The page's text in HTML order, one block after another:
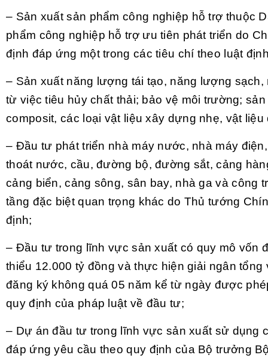
– Sản xuất sản phẩm công nghiệp hỗ trợ thuộc
phẩm công nghiệp hỗ trợ ưu tiên phát triển do
định đáp ứng một trong các tiêu chí theo luật
– Sản xuất năng lượng tái tạo, năng lượng
từ việc tiêu hủy chất thải; bảo vệ môi trường;
composit, các loại vật liệu xây dựng nhẹ, vật liệu
– Đầu tư phát triển nhà máy nước, nhà máy
thoát nước, cầu, đường bộ, đường sắt, cảng
cảng biển, cảng sông, sân bay, nhà ga và công
tầng đặc biệt quan trọng khác do Thủ tướng
định;
– Đầu tư trong lĩnh vực sản xuất có quy mô vốn
thiểu 12.000 tỷ đồng và thực hiện giải ngân tổng
đăng ký không quá 05 năm kể từ ngày được
quy định của pháp luật về đầu tư;
– Dự án đầu tư trong lĩnh vực sản xuất sử dụng
đáp ứng yêu cầu theo quy định của Bộ trưởng